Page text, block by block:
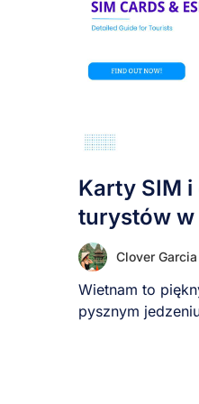
Karty SIM i
turystów w
Clover Garcia
Wietnam to
pysznym